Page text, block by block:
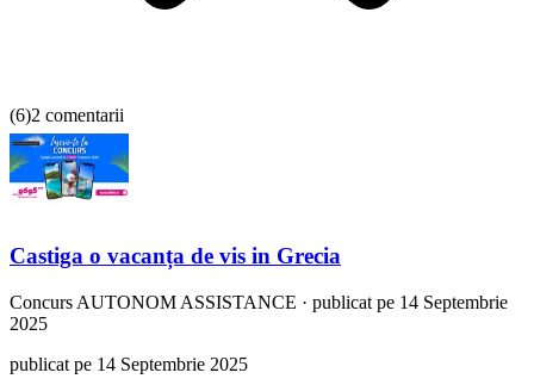
(6)2 comentarii
Castiga o vacanța de vis in Grecia
Concurs AUTONOM ASSISTANCE · publicat pe 14 Septembrie
2025
publicat pe 14 Septembrie 2025